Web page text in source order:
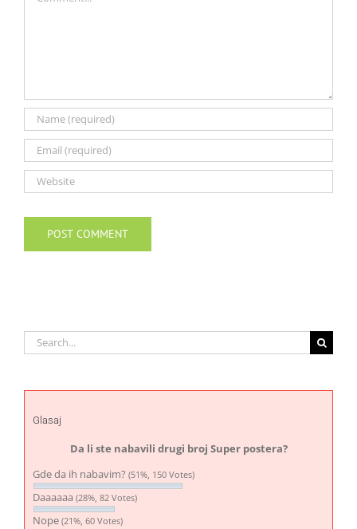
Search
for:
Glasaj
Da li ste nabavili drugi broj Super postera?
Gde da ih nabavim? (51%, 150 Votes)
Daaaaaa (28%, 82 Votes)
Nope (21%, 60 Votes)